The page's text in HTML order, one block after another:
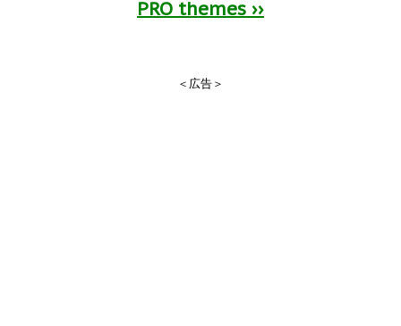
PRO themes ››
＜広告＞